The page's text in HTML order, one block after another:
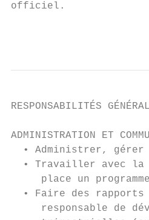
officiel.
RESPONSABILITÉS
ADMINISTRATION ET
• Administrer,
• Travailler avec
place un
• Faire des
responsable de